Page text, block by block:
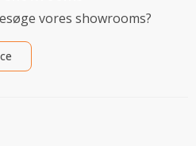
vores showrooms?